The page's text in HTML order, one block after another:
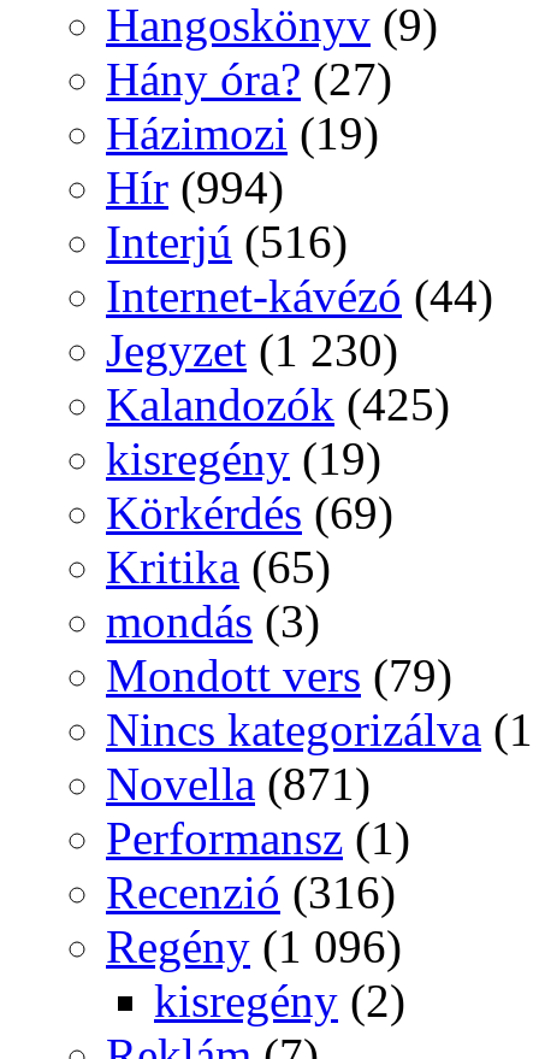
Hangoskönyv (9)
Hány óra? (27)
Házimozi (19)
Hír (994)
Interjú (516)
Internet-kávézó (44)
Jegyzet (1 230)
Kalandozók (425)
kisregény (19)
Körkérdés (69)
Kritika (65)
mondás (3)
Mondott vers (79)
Nincs kategorizálva
Novella (871)
Performansz (1)
Recenzió (316)
Regény (1 096)
kisregény (2)